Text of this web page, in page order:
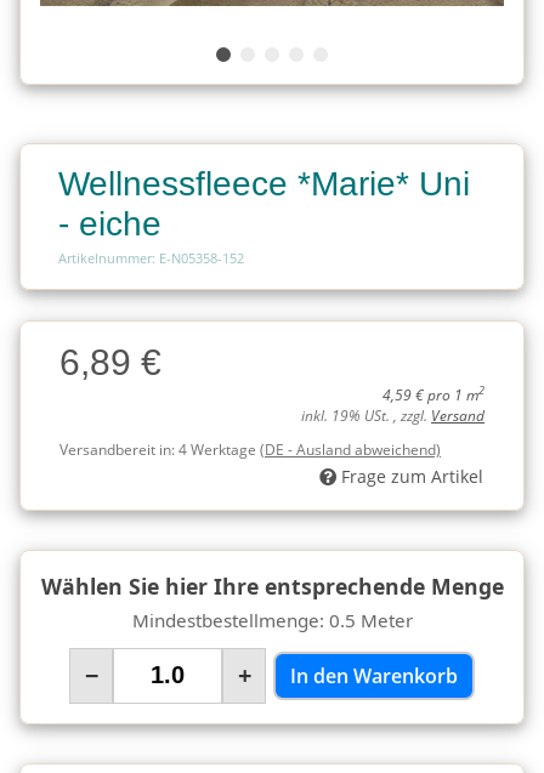
Wellnessfleece *Marie* Uni
- eiche
Artikelnummer: E-N05358-152
Charge
Charge6,89 €
4,59 € pro 1 m2
inkl. 19% USt. , zzgl. Versand
Versandbereit in:4 Werktage (DE - Ausland abweichend)
Frage zum Artikel
Wählen Sie hier Ihre entsprechende Menge
Mindestbestellmenge: 0.5 Meter
− + In den Warenkorb